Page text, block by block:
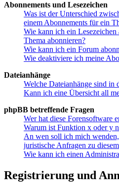
Abonnements und Lesezeichen
Was ist der Unterschied
einem Abonnements für ein
Wie kann ich ein
Thema abonnieren?
Wie kann ich ein Forum
Wie deaktiviere ich meine
Dateianhänge
Welche Dateianhänge sind in
Kann ich eine Übersicht all
phpBB betreffende Fragen
Wer hat diese Forensoftware
Warum ist Funktion x oder y
An wen soll ich mich
juristische Anfragen zu
Wie kann ich einen
Registrierung und